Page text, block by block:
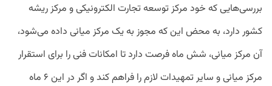
بررسی‌هایی که خود مرکز توسعه تجارت الکترونیکی و مرکز ریشه
کشور دارد، به محض این که مجوز به یک مرکز میانی داده می‌شود،
آن مرکز میانی، شش ماه فرصت دارد تا امکانات فنی را برای استقرار
مرکز میانی و سایر تمهیدات لازم را فراهم کند و اگر در این ۶ ماه